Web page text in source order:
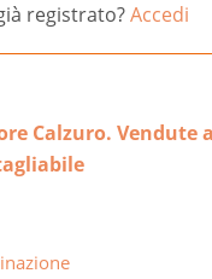
registrato?Accedi
Calzuro. Vendute